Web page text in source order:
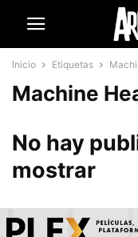
Inicio Etiquetas
Machine
No hay
mostrar